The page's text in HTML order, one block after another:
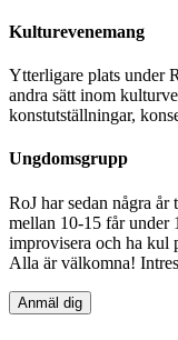
Kulturevenemang
Ytterligare plats under
andra sätt inom
konstutställningar,
Ungdomsgrupp
RoJ har sedan några
mellan 10-15 får under
improvisera och ha kul
Alla är välkomna!
Anmäl dig